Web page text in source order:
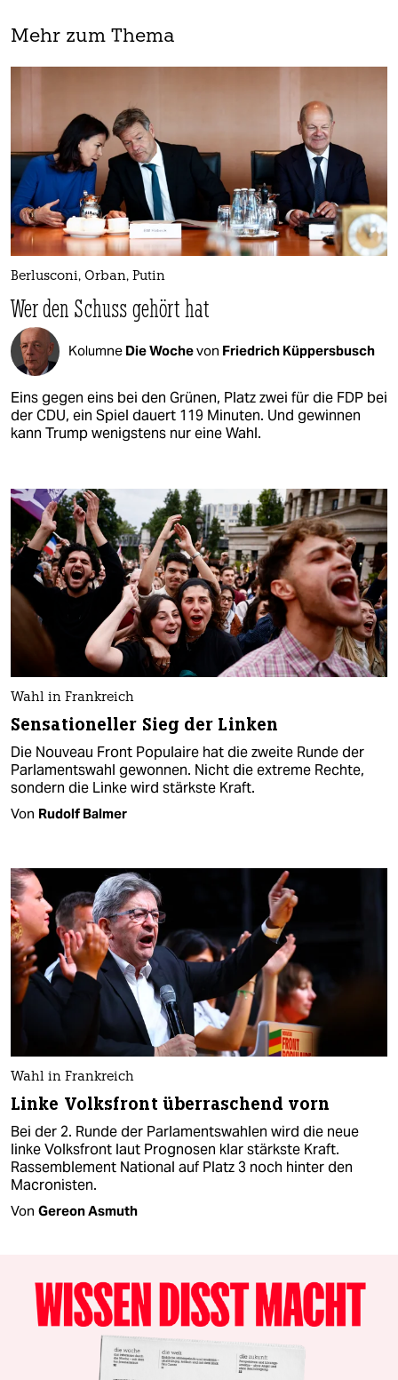
Mehr zum Thema
Berlusconi, Orban, Putin
Wer den Schuss gehört hat
Kolumne Die Wochevon Friedrich Küppersbusch
Eins gegen eins bei den Grünen, Platz zwei für die FDP bei
der CDU, ein Spiel dauert 119 Minuten. Und gewinnen
kann Trump wenigstens nur eine Wahl.
Wahl in Frankreich
Sensationeller Sieg der Linken
Die Nouveau Front Populaire hat die zweite Runde der
Parlamentswahl gewonnen. Nicht die extreme Rechte,
sondern die Linke wird stärkste Kraft.
Von Rudolf Balmer
Wahl in Frankreich
Linke Volksfront überraschend vorn
Bei der 2. Runde der Parlamentswahlen wird die neue
linke Volksfront laut Prognosen klar stärkste Kraft.
Rassemblement National auf Platz 3 noch hinter den
Macronisten.
Von Gereon Asmuth